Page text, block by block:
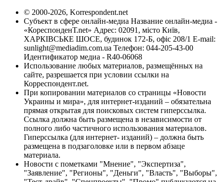
© 2000-2026, Korrespondent.net
Субъект в сфере онлайн-медиа Название онлайн-медиа -
«КореспонденТ.net» Адрес: 02091, місто Київ,
ХАРКІВСЬКЕ ШОСЕ, будинок 172-Б, офіс 208/1 E-mail:
sunlight@mediadim.com.ua Телефон: 044-205-43-00
Идентификатор медиа - R40-06068
Использование любых материалов, размещённых на
сайте, разрешается при условии ссылки на
Корреспондент.net.
При копировании материалов со страницы «Новости
Украины и мира», для интернет-изданий – обязательна
прямая открытая для поисковых систем гиперссылка.
Ссылка должна быть размещена в независимости от
полного либо частичного использования материалов.
Гиперссылка (для интернет- изданий) – должна быть
размещена в подзаголовке или в первом абзаце
материала.
Новости с пометками "Мнение", "Экспертиза",
"Заявление", "Регионы", "Деньги", "Власть", "Выборы",